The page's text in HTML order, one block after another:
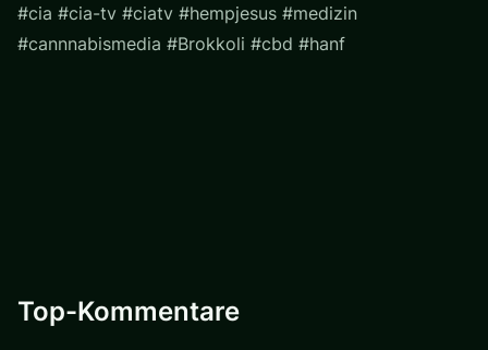
#cia #cia-tv #ciatv #hempjesus #medizin
#cannnabismedia #Brokkoli #cbd #hanf
Top-Kommentare